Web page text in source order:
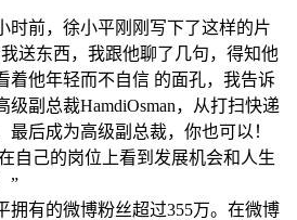
时前，徐小平刚刚写下了这样的片
送东西，我跟他聊了几句，得知他
着他年轻而不自信 的面孔，我告诉
副总裁HamdiOsman，从打扫快递
最后成为高级副总裁，你也可以！
己的岗位上看到发展机会和人生
”
拥有的微博粉丝超过355万。在微博